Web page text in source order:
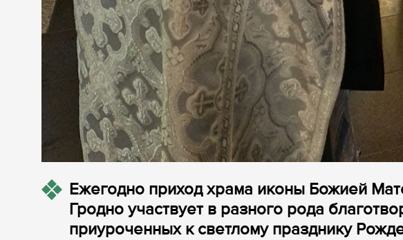
Ежегодно приход храма иконы Божией
Гродно участвует в разного рода
приуроченных к светлому празднику